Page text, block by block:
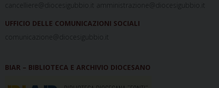
cancelliere@diocesigubbio.it amministrazione@diocesigubbio.it
UFFICIO DELLE COMUNICAZIONI SOCIALI
comunicazione@diocesigubbio.it
BIAR – BIBLIOTECA E ARCHIVIO DIOCESANO